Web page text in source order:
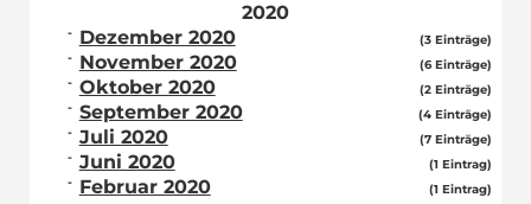
2020
Dezember 2020
(3 Einträge)
November 2020 (6 Einträge)
Oktober 2020 (2 Einträge)
September 2020 (4 Einträge)
Juli 2020 (7 Einträge)
Juni 2020 (1 Eintrag)
Februar 2020 (1 Eintrag)